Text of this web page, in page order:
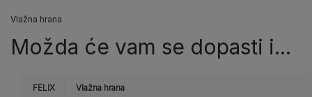
Vlažna hrana
Možda će vam se dopasti i...
FELIX Vlažna hrana